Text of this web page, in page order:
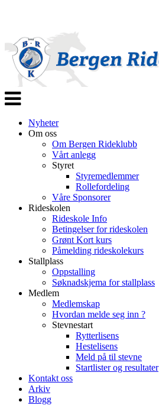
Veksle
navigasjon
Nyheter
Om oss
Om Bergen Rideklubb
Vårt anlegg
Styret
Styremedlemmer
Rollefordeling
Våre Sponsorer
Rideskolen
Rideskole Info
Betingelser for rideskolen
Grønt Kort kurs
Påmelding rideskolekurs
Stallplass
Oppstalling
Søknadskjema for stallplass
Medlem
Medlemskap
Hvordan melde seg inn ?
Stevnestart
Rytterlisens
Hestelisens
Meld på til stevne
Startlister og resultater
Kontakt oss
Arkiv
Blogg